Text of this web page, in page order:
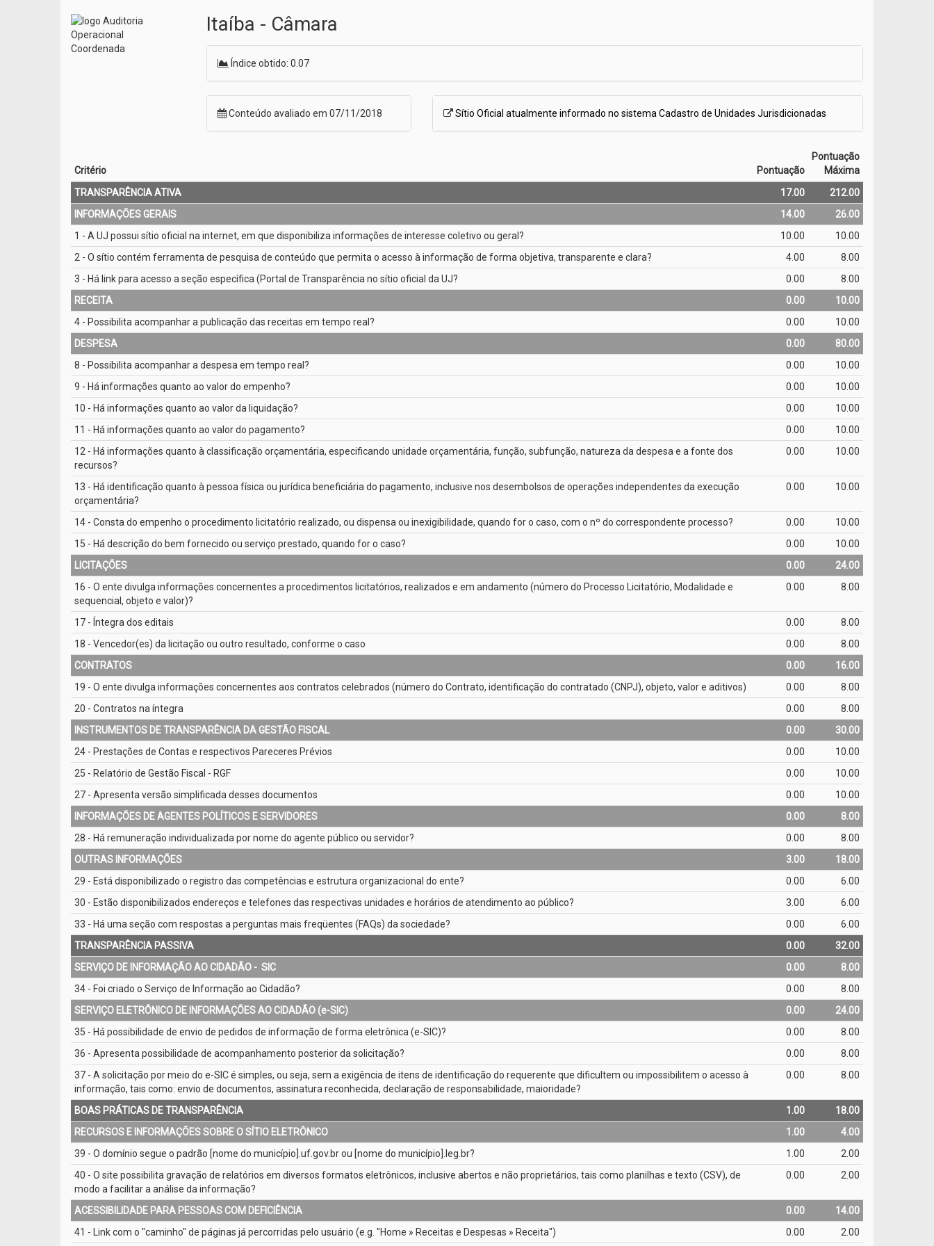
Itaíba - Câmara
Índice obtido: 0.07
Conteúdo avaliado em 07/11/2018 Sítio Oficial atualmente informado no sistema Cadastro de Unidades Jurisdicionadas
Critério Pontuação
Pontuação
Máxima
TRANSPARÊNCIA ATIVA
17.00
212.00
INFORMAÇÕES GERAIS
14.00
26.00
1 - A UJ possui sítio oficial na internet, em que disponibiliza informações de interesse coletivo ou geral?
10.00
10.00
2 - O sítio contém ferramenta de pesquisa de conteúdo que permita o acesso à informação de forma objetiva, transparente e clara?
4.00
8.00
3 - Há link para acesso a seção específica (Portal de Transparência no sítio oficial da UJ?
0.00
8.00
RECEITA
0.00
10.00
4 - Possibilita acompanhar a publicação das receitas em tempo real?
0.00
10.00
DESPESA
0.00
80.00
8 - Possibilita acompanhar a despesa em tempo real?
0.00
10.00
9 - Há informações quanto ao valor do empenho?
0.00
10.00
10 - Há informações quanto ao valor da liquidação?
0.00
10.00
11 - Há informações quanto ao valor do pagamento?
0.00
10.00
12 - Há informações quanto à classificação orçamentária, especificando unidade orçamentária, função, subfunção, natureza da despesa e a fonte dos
recursos?
0.00 10.00
13 - Há identificação quanto à pessoa física ou jurídica beneficiária do pagamento, inclusive nos desembolsos de operações independentes da execução
orçamentária?
0.00 10.00
14 - Consta do empenho o procedimento licitatório realizado, ou dispensa ou inexigibilidade, quando for o caso, com o nº do correspondente processo? 0.00
10.00
15 - Há descrição do bem fornecido ou serviço prestado, quando for o caso?
0.00
10.00
LICITAÇÕES
0.00
24.00
16 - O ente divulga informações concernentes a procedimentos licitatórios, realizados e em andamento (número do Processo Licitatório, Modalidade e
sequencial, objeto e valor)?
0.00 8.00
17 - Íntegra dos editais 0.00
8.00
18 - Vencedor(es) da licitação ou outro resultado, conforme o caso
0.00
8.00
CONTRATOS
0.00
16.00
19 - O ente divulga informações concernentes aos contratos celebrados (número do Contrato, identificação do contratado (CNPJ), objeto, valor e aditivos)
0.00
8.00
20 - Contratos na íntegra
0.00
8.00
INSTRUMENTOS DE TRANSPARÊNCIA DA GESTÃO FISCAL
0.00
30.00
24 - Prestações de Contas e respectivos Pareceres Prévios
0.00
10.00
25 - Relatório de Gestão Fiscal - RGF
0.00
10.00
27 - Apresenta versão simplificada desses documentos
0.00
10.00
INFORMAÇÕES DE AGENTES POLÍTICOS E SERVIDORES
0.00
8.00
28 - Há remuneração individualizada por nome do agente público ou servidor?
0.00
8.00
OUTRAS INFORMAÇÕES
3.00
18.00
29 - Está disponibilizado o registro das competências e estrutura organizacional do ente?
0.00
6.00
30 - Estão disponibilizados endereços e telefones das respectivas unidades e horários de atendimento ao público?
3.00
6.00
33 - Há uma seção com respostas a perguntas mais freqüentes (FAQs) da sociedade?
0.00
6.00
TRANSPARÊNCIA PASSIVA
0.00
32.00
SERVIÇO DE INFORMAÇÃO AO CIDADÃO - ­ SIC
0.00
8.00
34 - Foi criado o Serviço de Informação ao Cidadão?
0.00
8.00
SERVIÇO ELETRÔNICO DE INFORMAÇÕES AO CIDADÃO (e­-SIC)
0.00
24.00
35 - Há possibilidade de envio de pedidos de informação de forma eletrônica (e­-SIC)?
0.00
8.00
36 - Apresenta possibilidade de acompanhamento posterior da solicitação?
0.00
8.00
37 - A solicitação por meio do e­-SIC é simples, ou seja, sem a exigência de itens de identificação do requerente que dificultem ou impossibilitem o acesso à
informação, tais como: envio de documentos, assinatura reconhecida, declaração de responsabilidade, maioridade?
0.00 8.00
BOAS PRÁTICAS DE TRANSPARÊNCIA 1.00
18.00
RECURSOS E INFORMAÇÕES SOBRE O SÍTIO ELETRÔNICO
1.00
4.00
39 - O domínio segue o padrão [nome do município].uf.gov.br ou [nome do município].leg.br?
1.00
2.00
40 - O site possibilita gravação de relatórios em diversos formatos eletrônicos, inclusive abertos e não proprietários, tais como planilhas e texto (CSV), de
modo a facilitar a análise da informação?
0.00 2.00
ACESSIBILIDADE PARA PESSOAS COM DEFICIÊNCIA 0.00
14.00
41 - Link com o "caminho" de páginas já percorridas pelo usuário (e.g. "Home » Receitas e Despesas » Receita")
0.00 2.00